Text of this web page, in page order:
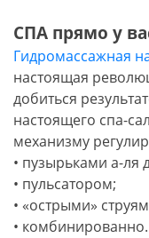
СПА прямо у
Гидромассажная
настоящая
добиться
настоящего спа-
механизму
• пузырьками а-ля
• пульсатором;
• «острыми»
• комбинированно.